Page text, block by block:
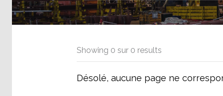
Showing 0sur 0 results
Désolé, aucune page ne